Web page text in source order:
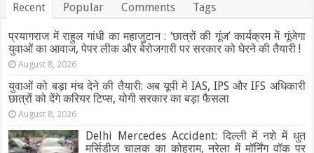
Recent Popular Comments Tags
प्रयागराज में राहुल गांधी का महाजुटान : ‘छात्रों की गूंज’ कार्यक्रम में गूंजेगा
युवाओं का आवाज, पेपर लीक और बेरोजगारी पर सरकार को घेरने की तैयारी !
August 8, 2026
युवाओं को बड़ा मंच देने की तैयारी: अब यूपी में IAS, IPS और IFS अधिकारी
छात्रों को देंगे करियर टिप्स, योगी सरकार का बड़ा फैसला
August 8, 2026
Delhi Mercedes Accident: दिल्ली में नशे में धुत
मर्सिडीज चालक का कोहराम, नरेला में मॉर्निंग वॉक पर